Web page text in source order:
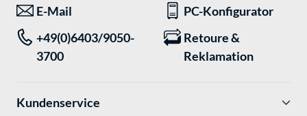
E-Mail
PC-Konfigurator
+49(0)6403/9050-
3700
Retoure &
Reklamation
Kundenservice